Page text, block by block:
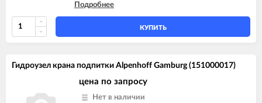
ALPENHOFF GAMBURG ATMO 16A
ALPENHOFF GAMBURG ATMO 20A
ALPENHOFF GAMBURG ATMO 24A
Подробнее
КУПИТЬ
Гидроузел крана подпитки Alpenhoff Gamburg (151000017)
цена по запросу
Нет в наличии